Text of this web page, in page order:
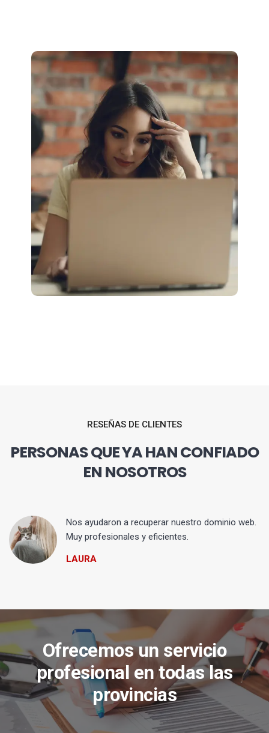
RESEÑAS DE CLIENTES
PERSONAS QUE YA HAN CONFIADO
EN NOSOTROS
Nos ayudaron a recuperar nuestro dominio web.
Muy profesionales y eficientes.
LAURA
Ofrecemos un servicio
profesional en todas las
provincias